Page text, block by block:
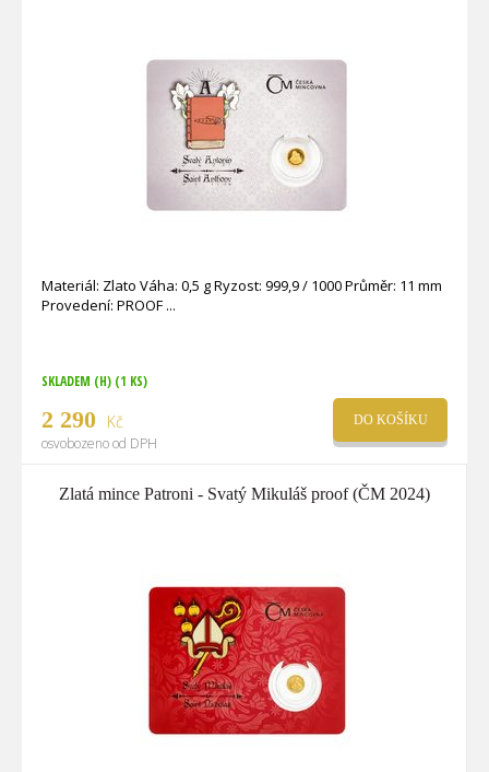
Materiál: Zlato Váha: 0,5 g Ryzost: 999,9 / 1000 Průměr: 11 mm
Provedení: PROOF
SKLADEM (H) (1 KS)
2 290 Kč
osvobozeno od DPH
DO KOŠÍKU
Zlatá mince Patroni - Svatý Mikuláš proof (ČM 2024)